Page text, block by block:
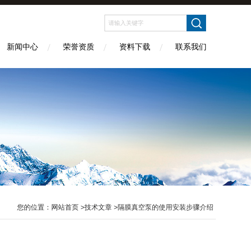
新闻中心 荣誉资质 资料下载 联系我们
您的位置： 网站首页 >技术文章 >隔膜真空泵的使用安装步骤介绍